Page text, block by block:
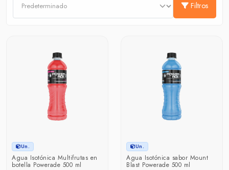
Filtros
Un.
Agua Isotónica Multifrutas en
botella Powerade 500 ml
Un.
Agua Isotónica sabor Mount
Blast Powerade 500 ml